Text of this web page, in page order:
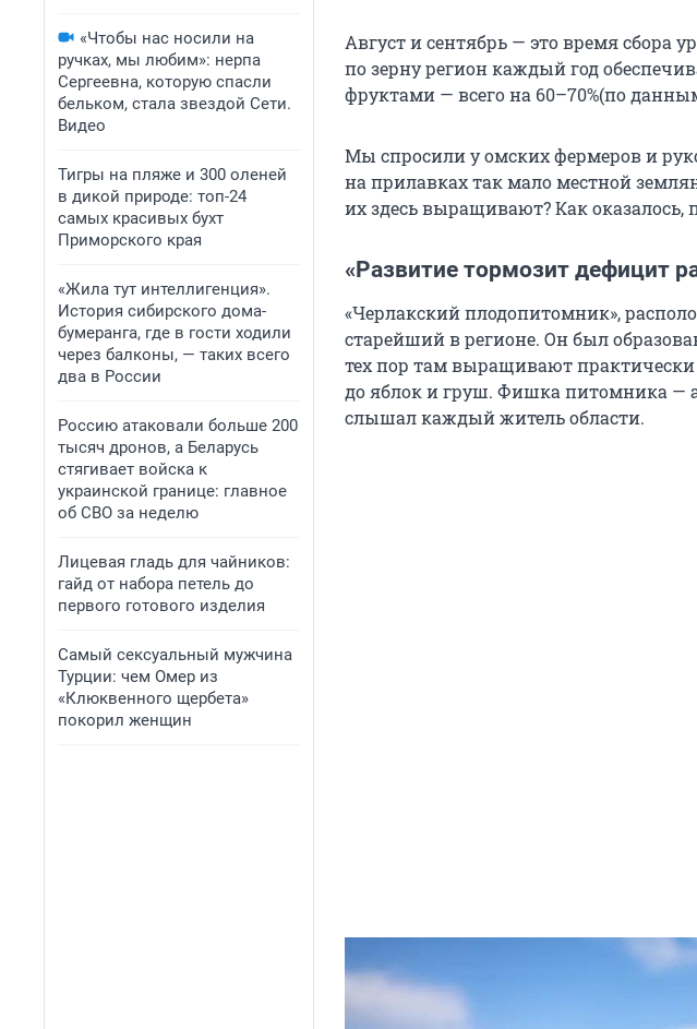
«Чтобы нас носили на
ручках, мы любим»: нерпа
Сергеевна, которую спасли
бельком, стала звездой Сети.
Видео
Тигры на пляже и 300 оленей
в дикой природе: топ-24
самых красивых бухт
Приморского края
«Жила тут интеллигенция».
История сибирского дома-
бумеранга, где в гости ходили
через балконы, — таких всего
два в России
Россию атаковали больше 200
тысяч дронов, а Беларусь
стягивает войска к
украинской границе: главное
об СВО за неделю
Лицевая гладь для чайников:
гайд от набора петель до
первого готового изделия
Самый сексуальный мужчина
Турции: чем Омер из
«Клюквенного щербета»
покорил женщин
Август и сентябрь — это время сбора
по зерну регион каждый год
фруктами — всего на 60–70%(по
Мы спросили у омских фермеров и
на прилавках так мало местной
их здесь выращивают? Как оказалось,
«Развитие тормозит дефицит
«Черлакский плодопитомник»,
старейший в регионе. Он был
тех пор там выращивают
до яблок и груш. Фишка питомника —
слышал каждый житель области.